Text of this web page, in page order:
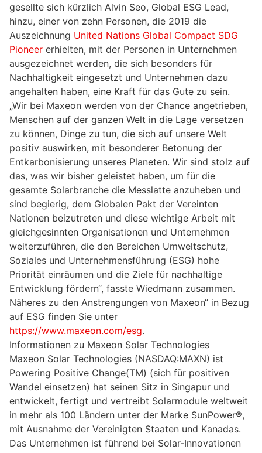
gesellte sich kürzlich Alvin Seo, Global ESG Lead,
hinzu, einer von zehn Personen, die 2019 die
Auszeichnung United Nations Global Compact SDG
Pioneer erhielten, mit der Personen in Unternehmen
ausgezeichnet werden, die sich besonders für
Nachhaltigkeit eingesetzt und Unternehmen dazu
angehalten haben, eine Kraft für das Gute zu sein.
„Wir bei Maxeon werden von der Chance angetrieben,
Menschen auf der ganzen Welt in die Lage versetzen
zu können, Dinge zu tun, die sich auf unsere Welt
positiv auswirken, mit besonderer Betonung der
Entkarbonisierung unseres Planeten. Wir sind stolz auf
das, was wir bisher geleistet haben, um für die
gesamte Solarbranche die Messlatte anzuheben und
sind begierig, dem Globalen Pakt der Vereinten
Nationen beizutreten und diese wichtige Arbeit mit
gleichgesinnten Organisationen und Unternehmen
weiterzuführen, die den Bereichen Umweltschutz,
Soziales und Unternehmensführung (ESG) hohe
Priorität einräumen und die Ziele für nachhaltige
Entwicklung fördern“, fasste Wiedmann zusammen.
Näheres zu den Anstrengungen von Maxeon“ in Bezug
auf ESG finden Sie unter
https://www.maxeon.com/esg.
Informationen zu Maxeon Solar Technologies
Maxeon Solar Technologies (NASDAQ:MAXN) ist
Powering Positive Change(TM) (sich für positiven
Wandel einsetzen) hat seinen Sitz in Singapur und
entwickelt, fertigt und vertreibt Solarmodule weltweit
in mehr als 100 Ländern unter der Marke SunPower®,
mit Ausnahme der Vereinigten Staaten und Kanadas.
Das Unternehmen ist führend bei Solar-Innovationen